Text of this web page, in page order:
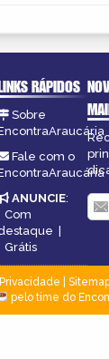
RÁPIDOS
Sobre
Fale com o
ANUNCIE:
Com
|
Grátis
Privacidade
pelo time do